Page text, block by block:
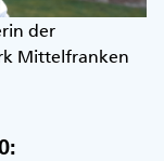
der
Mittelfranken